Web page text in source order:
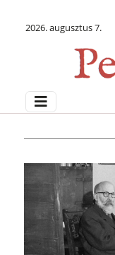
2026. augusztus 7.